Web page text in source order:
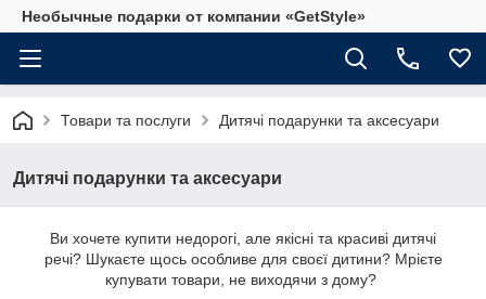
Необычные подарки от компании «GetStyle»
Товари та послуги Дитячі подарунки та аксесуари
Дитячі подарунки та аксесуари
Ви хочете купити недорогі, але якісні та красиві дитячі
речі? Шукаєте щось особливе для своєї дитини? Мрієте
купувати товари, не виходячи з дому?